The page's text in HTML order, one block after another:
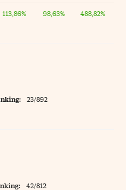
113,86% 98,63% 488,82%
23/892
42/812